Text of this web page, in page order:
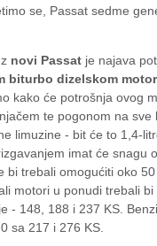
se, Passat sedme
novi Passat je najava
biturbo dizelskom
kako će potrošnja ovog
te pogonom na sve
limuzine - bit će to 1,4-
imat će snagu
bi trebali omogućiti oko
motori u ponudi trebali
- 148, 188 i 237 KS.
sa 217 i 276 KS.